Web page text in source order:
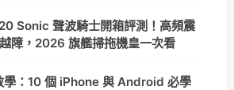
Sonic 聲波騎士開箱評測！高頻震
障，2026 旗艦掃拖機皇一次看
學：10 個 iPhone 與 Android 必學